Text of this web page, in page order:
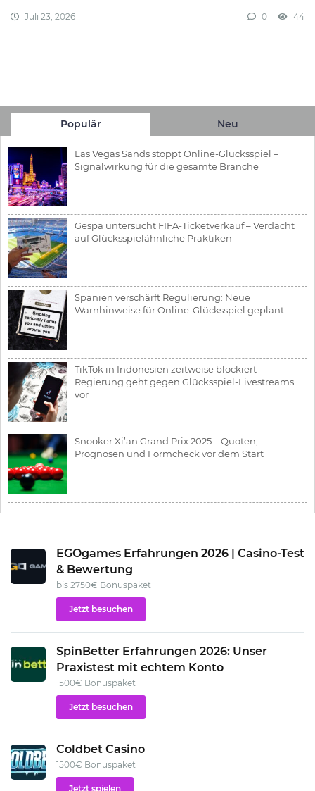
Juli 23, 2026 0 44
Populär Neu
Las Vegas Sands stoppt Online-Glücksspiel –
Signalwirkung für die gesamte Branche
Gespa untersucht FIFA-Ticketverkauf – Verdacht
auf Glücksspielähnliche Praktiken
Spanien verschärft Regulierung: Neue
Warnhinweise für Online-Glücksspiel geplant
TikTok in Indonesien zeitweise blockiert –
Regierung geht gegen Glücksspiel-Livestreams
vor
Snooker Xi’an Grand Prix 2025 – Quoten,
Prognosen und Formcheck vor dem Start
EGOgames Erfahrungen 2026 | Casino-Test
& Bewertung
bis 2750€ Bonuspaket
Jetzt besuchen
SpinBetter Erfahrungen 2026: Unser
Praxistest mit echtem Konto
1500€ Bonuspaket
Jetzt besuchen
Coldbet Casino
1500€ Bonuspaket
Jetzt spielen